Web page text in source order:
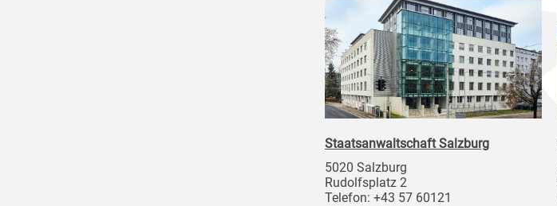
Staatsanwaltschaft Salzburg
5020 Salzburg
Rudolfsplatz 2
Telefon: +43 57 60121